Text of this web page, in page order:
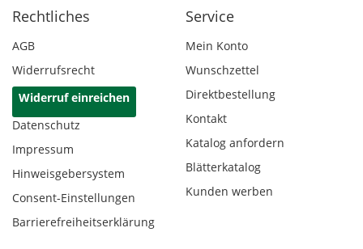
Rechtliches
AGB
Widerrufsrecht
Widerruf einreichen
Datenschutz
Impressum
Hinweisgebersystem
Consent-Einstellungen
Barrierefreiheitserklärung
Service
Mein Konto
Wunschzettel
Direktbestellung
Kontakt
Katalog anfordern
Blätterkatalog
Kunden werben